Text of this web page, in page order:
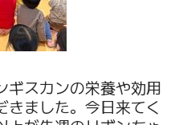
ギスカンの栄養や効用
きました。今日来てく